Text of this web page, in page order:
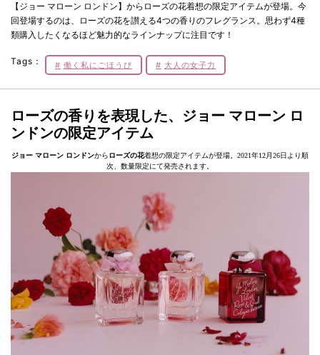
【ジョー マローン ロンドン】からローズの花着想の限定アイテムが登場。今
回登場するのは、ローズの花を讃える4つの香りのフレグランス。思わず4種
類購入したくなるほど魅力的なラインナップに注目です！
Tags： 働く私にごほうび 大人の女子力
ローズの香りを表現した、ジョー マローン ロ
ンドンの限定アイテム
ジョー マローン ロンドンからローズの花着想の限定アイテムが登場。2021年12月26日より順
次、数量限定にて発売されます。